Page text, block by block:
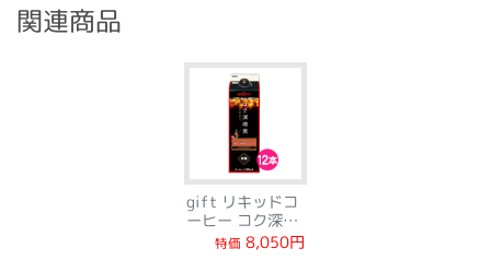
関連商品
gift リキッドコ
ーヒー コク深焙
煎無糖12本
特価 8,050円